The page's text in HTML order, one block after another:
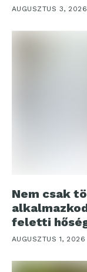
AUGUSZTUS 3, 2026
Nem csak
feletti
AUGUSZTUS 1, 2026